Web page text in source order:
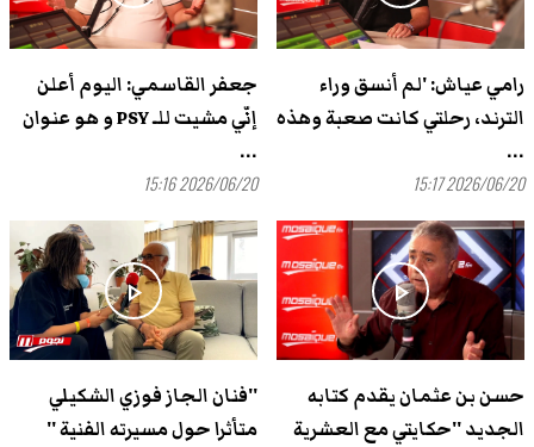
رامي عياش: 'لم أنسق وراء
الترند، رحلتي كانت صعبة وهذه
...
2026/06/20 15:17
جعفر القاسمي: اليوم أعلن
إنّي مشيت للـ PSY و هو عنوان
...
2026/06/20 15:16
play_arrow
حسن بن عثمان يقدم كتابه
الجديد ''حكايتي مع العشرية
play_arrow
''فنان الجاز فوزي الشكيلي
متأثرا حول مسيرته الفنية ''